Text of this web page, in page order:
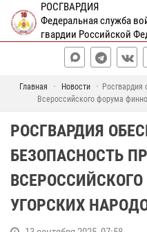
РОСГВАРДИЯ
Федеральная служба
гвардии Российской
Главная Новости
Росгвардия
Всероссийского форума
РОСГВАРДИЯ
БЕЗОПАСНОСТЬ
УГОРСКИХ